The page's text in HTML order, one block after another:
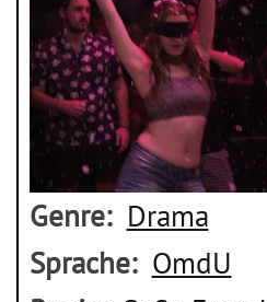
Genre
Drama
Sprache
OmdU